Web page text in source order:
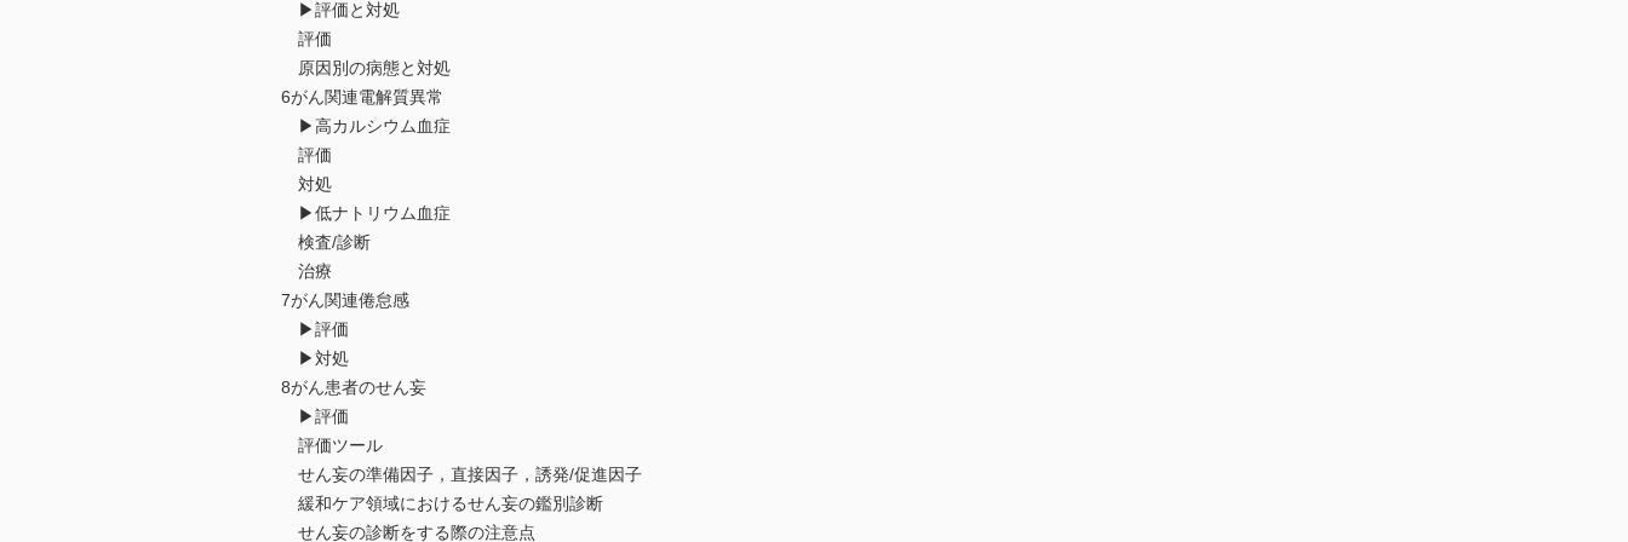
▶評価と対処
評価
原因別の病態と対処
6がん関連電解質異常
▶高カルシウム血症
評価
対処
▶低ナトリウム血症
検査/診断
治療
7がん関連倦怠感
▶評価
▶対処
8がん患者のせん妄
▶評価
評価ツール
せん妄の準備因子，直接因子，誘発/促進因子
緩和ケア領域におけるせん妄の鑑別診断
せん妄の診断をする際の注意点